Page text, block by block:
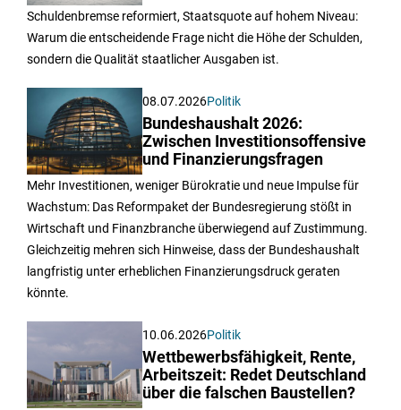
Schuldenbremse reformiert, Staatsquote auf hohem Niveau:
Warum die entscheidende Frage nicht die Höhe der Schulden,
sondern die Qualität staatlicher Ausgaben ist.
08.07.2026Politik
Bundeshaushalt 2026:
Zwischen Investitionsoffensive
und Finanzierungsfragen
Mehr Investitionen, weniger Bürokratie und neue Impulse für
Wachstum: Das Reformpaket der Bundesregierung stößt in
Wirtschaft und Finanzbranche überwiegend auf Zustimmung.
Gleichzeitig mehren sich Hinweise, dass der Bundeshaushalt
langfristig unter erheblichen Finanzierungsdruck geraten
könnte.
10.06.2026Politik
Wettbewerbsfähigkeit, Rente,
Arbeitszeit: Redet Deutschland
über die falschen Baustellen?